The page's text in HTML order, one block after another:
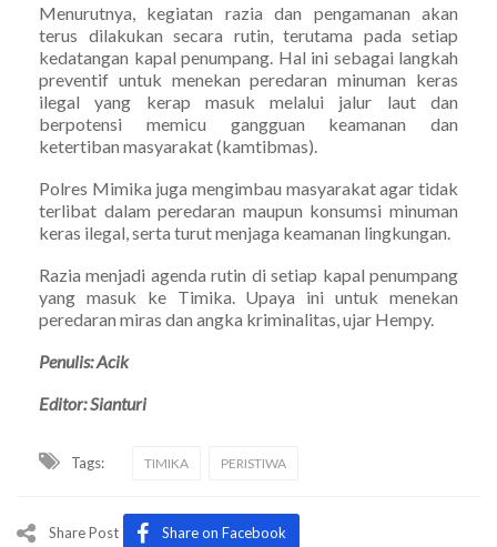
Menurutnya, kegiatan razia dan pengamanan akan
terus dilakukan secara rutin, terutama pada setiap
kedatangan kapal penumpang. Hal ini sebagai langkah
preventif untuk menekan peredaran minuman keras
ilegal yang kerap masuk melalui jalur laut dan
berpotensi memicu gangguan keamanan dan
ketertiban masyarakat (kamtibmas).
Polres Mimika juga mengimbau masyarakat agar tidak
terlibat dalam peredaran maupun konsumsi minuman
keras ilegal, serta turut menjaga keamanan lingkungan.
Razia menjadi agenda rutin di setiap kapal penumpang
yang masuk ke Timika. Upaya ini untuk menekan
peredaran miras dan angka kriminalitas, ujar Hempy.
Penulis: Acik
Editor: Sianturi
Tags: TIMIKA PERISTIWA
Share Post Share on Facebook